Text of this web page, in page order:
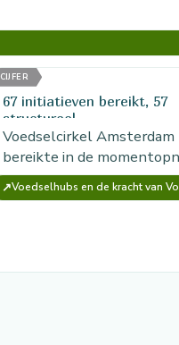
CIJFER
67 initiatieven bereikt, 57
structureel
Voedselcirkel Amsterdam
bereikte in de
67 initiatieven, waarvan
structureel; de hub werkt
↗